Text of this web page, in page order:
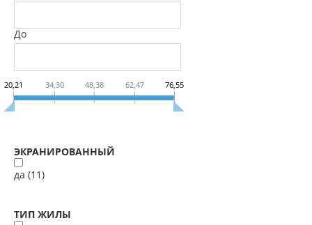
До
20,21 34,30 48,38 62,47 76,55
ЭКРАНИРОВАННЫЙ
да (11)
ТИП ЖИЛЫ